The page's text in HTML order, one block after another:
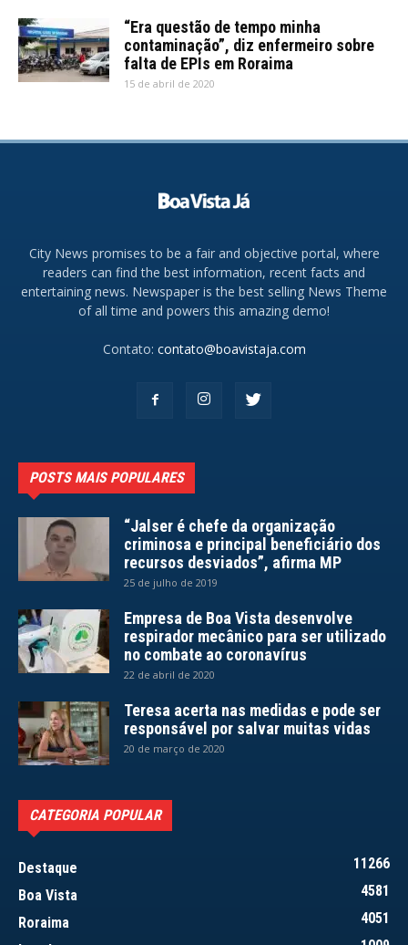
“Era questão de tempo minha
contaminação”, diz enfermeiro sobre
falta de EPIs em Roraima
15 de abril de 2020
City News promises to be a fair and objective portal, where
readers can find the best information, recent facts and
entertaining news. Newspaper is the best selling News Theme
of all time and powers this amazing demo!
Contato: contato@boavistaja.com
POSTS MAIS POPULARES
“Jalser é chefe da organização
criminosa e principal beneficiário dos
recursos desviados”, afirma MP
25 de julho de 2019
Empresa de Boa Vista desenvolve
respirador mecânico para ser utilizado
no combate ao coronavírus
22 de abril de 2020
Teresa acerta nas medidas e pode ser
responsável por salvar muitas vidas
20 de março de 2020
CATEGORIA POPULAR
Destaque
11266
Boa Vista
4581
Roraima
4051